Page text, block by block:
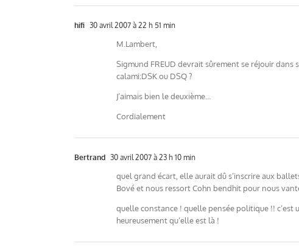
hifi 30 avril 2007 à 22 h 51 min
M.Lambert,
Sigmund FREUD devrait sûrement se réjouir dans
calami:DSK ou DSQ ?
J’aimais bien le deuxième…
Cordialement
Bertrand 30 avril 2007 à 23 h 10 min
quel grand écart, elle aurait dû s’inscrire aux
Bové et nous ressort Cohn bendhit pour nous
quelle constance ! quelle pensée politique !! c’est
heureusement qu’elle est là !